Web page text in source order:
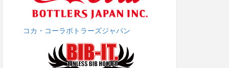
コカ・コーラボトラーズジャパン